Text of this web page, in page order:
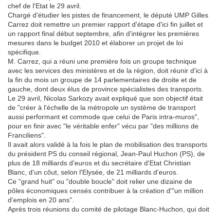
chef de l'Etat le 29 avril.
Chargé d'étudier les pistes de financement, le député UMP Gilles
Carrez doit remettre un premier rapport d'étape d'ici fin juillet et
un rapport final début septembre, afin d'intégrer les premières
mesures dans le budget 2010 et élaborer un projet de loi
spécifique.
M. Carrez, qui a réuni une première fois un groupe technique
avec les services des ministères et de la région, doit réunir d'ici à
la fin du mois un groupe de 14 parlementaires de droite et de
gauche, dont deux élus de province spécialistes des transports.
Le 29 avril, Nicolas Sarkozy avait expliqué que son objectif était
de "créer à l'échelle de la métropole un système de transport
aussi performant et commode que celui de Paris intra-muros",
pour en finir avec "le véritable enfer" vécu par "des millions de
Franciliens".
Il avait alors validé à la fois le plan de mobilisation des transports
du président PS du conseil régional, Jean-Paul Huchon (PS), de
plus de 18 milliards d'euros et du secrétaire d'Etat Christian
Blanc, d'un côut, selon l'Elysée, de 21 milliards d'euros.
Ce "grand huit" ou "double boucle" doit relier une dizaine de
pôles économiques censés contribuer à la création d'"un million
d'emplois en 20 ans".
Après trois réunions du comité de pilotage Blanc-Huchon, qui doit